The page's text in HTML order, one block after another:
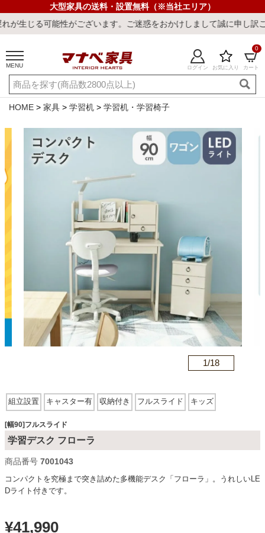
大型家具の送料・設置無料（※当社エリア）
ございます。ご迷惑をおかけしまして誠に申し訳ございません。
MENU ログイン お気に入り カート
0
ご利用ガイド 新規会員登録
店舗一覧 閲覧履歴
キーワード・商品番号で探す
冷感ラグ 冷感寝具 ワークデスク
ソファ
ダイニングテーブル・セット
椅子・チェア
HOME 家具 学習机 学習机・学習椅子
1/18
組立設置 キャスター有 収納付き フルスライド キッズ
[幅90]フルスライド
学習デスク フローラ
商品番号 7001043
コンパクトを究極まで突き詰めた多機能デスク「フローラ」。うれしいLE
Dライト付きです。
¥41,990